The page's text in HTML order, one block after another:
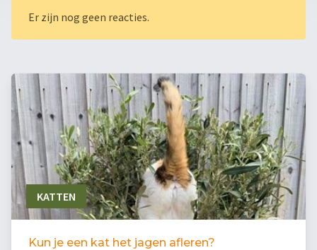
Er zijn nog geen reacties.
KATTEN
Kun je een kat het jagen afleren?